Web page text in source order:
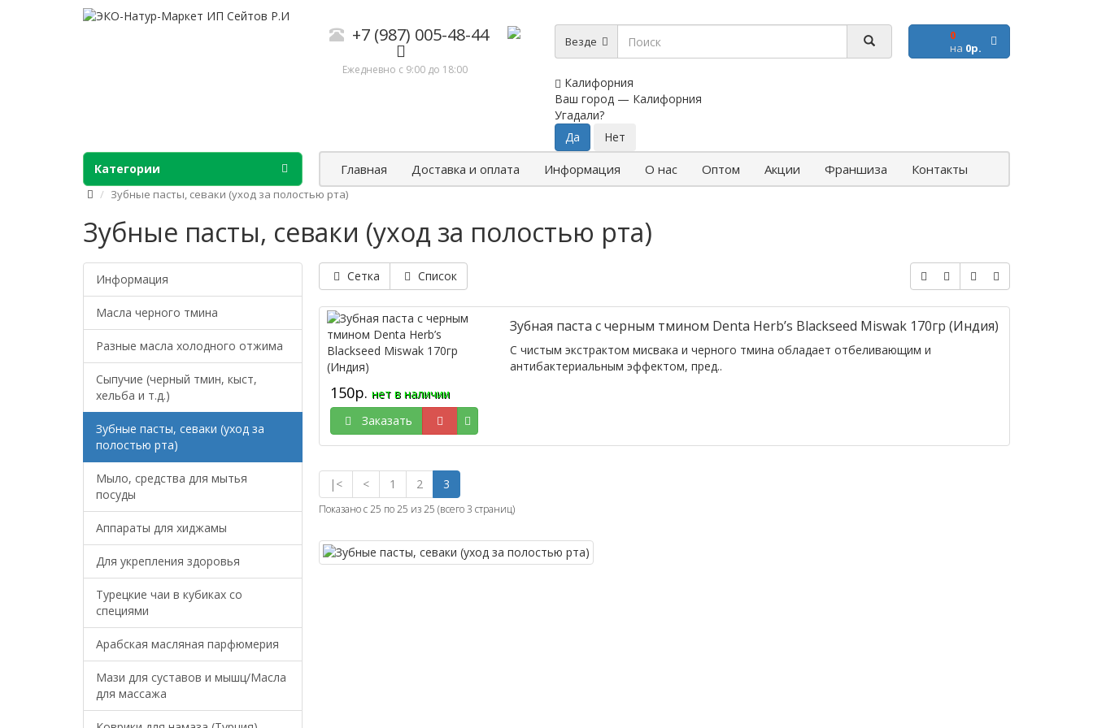
+7 (987) 005-48-44
Ежедневно с 9:00 до 18:00
Везде
Калифорния
Ваш город — Калифорния
Угадали?
0
на 0р.
Главная Доставка и оплата Информация О нас Оптом Акции Франшиза Контакты
Категории
Зубные пасты, севаки (уход за полостью рта)
Зубные пасты, севаки (уход за полостью рта)
Информация
Масла черного тмина
Разные масла холодного отжима
Сыпучие (черный тмин, кыст,
хельба и т.д.)
Зубные пасты, севаки (уход за
полостью рта)
Мыло, средства для мытья
посуды
Аппараты для хиджамы
Для укрепления здоровья
Турецкие чаи в кубиках со
специями
Арабская масляная парфюмерия
Мази для суставов и мышц/Масла
для массажа
Сетка Список
Зубная паста с черным тмином Denta Herb’s Blackseed Miswak 170гр (Индия)
С чистым экстрактом мисвака и черного тмина обладает отбеливающим и
антибактериальным эффектом, пред..
150р. нет в наличии
Заказать
|< < 1 2 3
Показано с 25 по 25 из 25 (всего 3 страниц)